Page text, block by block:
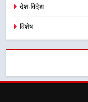
देश-विदेश
विशेष